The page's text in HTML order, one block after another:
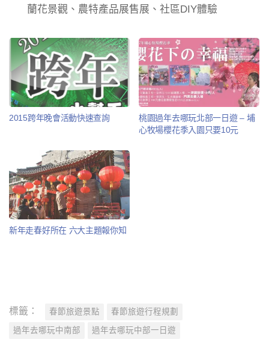
蘭花景觀、農特產品展售展、社區DIY體驗
2015跨年晚會活動快速查詢
桃園過年去哪玩北部一日遊 – 埔
心牧場櫻花季入園只要10元
新年走春好所在 六大主題報你知
標籤： 春節旅遊景點 春節旅遊行程規劃
過年去哪玩中南部 過年去哪玩中部一日遊